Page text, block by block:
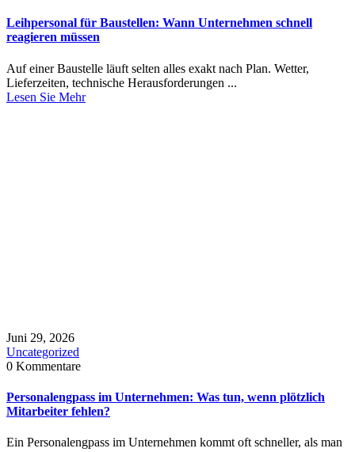
Leihpersonal für Baustellen: Wann Unternehmen schnell
reagieren müssen
Auf einer Baustelle läuft selten alles exakt nach Plan. Wetter,
Lieferzeiten, technische Herausforderungen ...
Lesen Sie Mehr
Juni 29, 2026
Uncategorized
0 Kommentare
Personalengpass im Unternehmen: Was tun, wenn plötzlich
Mitarbeiter fehlen?
Ein Personalengpass im Unternehmen kommt oft schneller, als man